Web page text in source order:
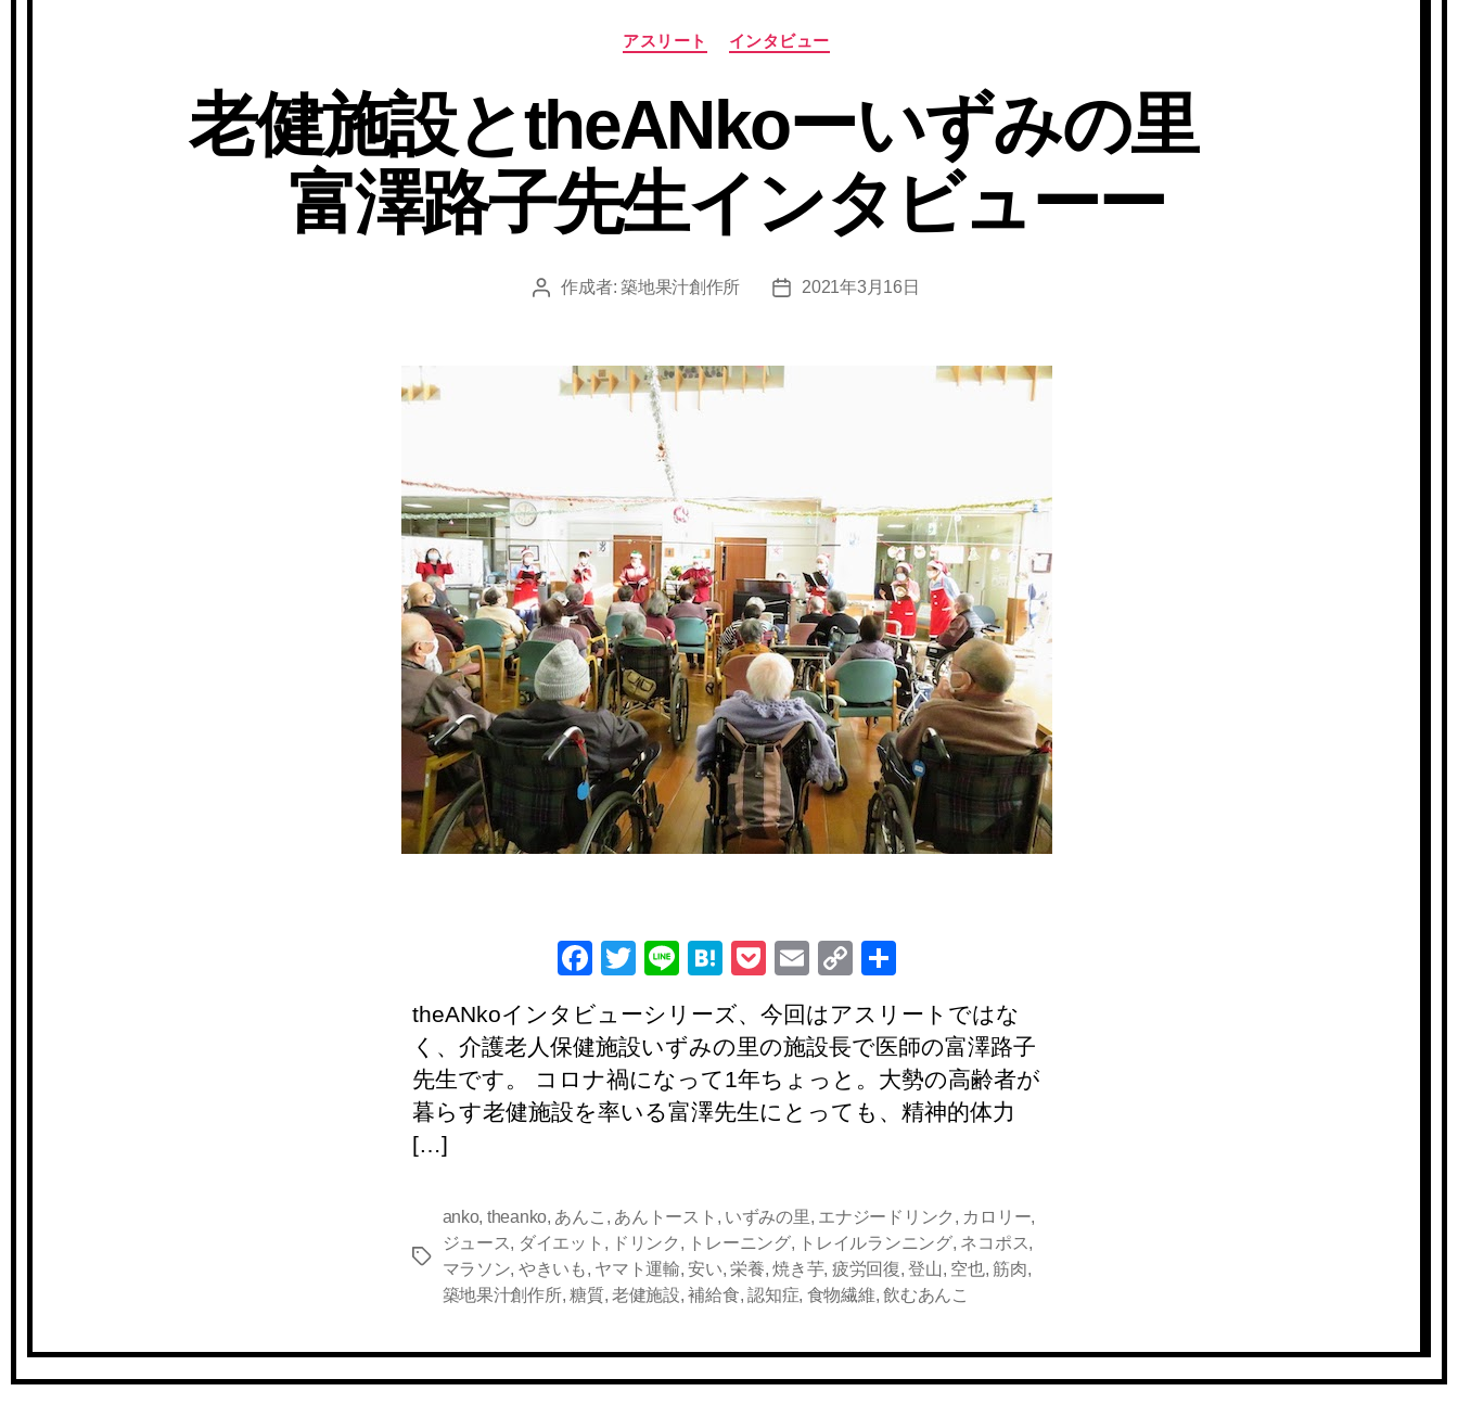
カ
テ
リ
ー
アスリート インタビュー
老健施設とtheANkoーいずみの里
富澤路子先生インタビューー
投
作成者:築地果汁創作所
投
2021年3月16日
F
c
e
b
o
T
tt
er
Li
e
H
e
n
a
P
ck
et
E
ail
C
p
y
Li
n
共
theANkoインタビューシリーズ、今回はアスリートではな
く、介護老人保健施設いずみの里の施設長で医師の富澤路子
先生です。 コロナ禍になって1年ちょっと。大勢の高齢者が
暮らす老健施設を率いる富澤先生にとっても、精神的体力
[…]
タ
anko, theanko, あんこ , あんトースト , いずみの里, エナジードリンク , カロリー,
ジュース, ダイエット , ドリンク , トレーニング, トレイルランニング, ネコポス,
マラソン, やきいも, ヤマト運輸,安い,栄養,焼き芋, 疲労回復,登山, 空也,筋肉,
築地果汁創作所,糖質,老健施設,補給食,認知症, 食物繊維,飲むあんこ